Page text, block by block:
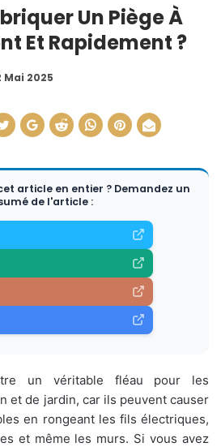
Un Piège À
Et Rapidement ?
Mai 2025
article en entier ? Demandez un
de l'article :
un véritable fléau pour les
et de jardin, car ils peuvent causer
en rongeant les fils électriques,
et même les murs. Si vous avez